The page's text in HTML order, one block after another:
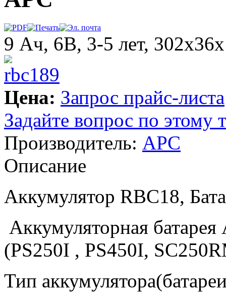
9 Ач, 6В, 3-5 лет,
Цена: Запрос прайс-листа
Задайте вопрос по этому
Производитель: APC
Описание
Аккумулятор RBC18,
Аккумуляторная
(PS250I , PS450I,
Тип